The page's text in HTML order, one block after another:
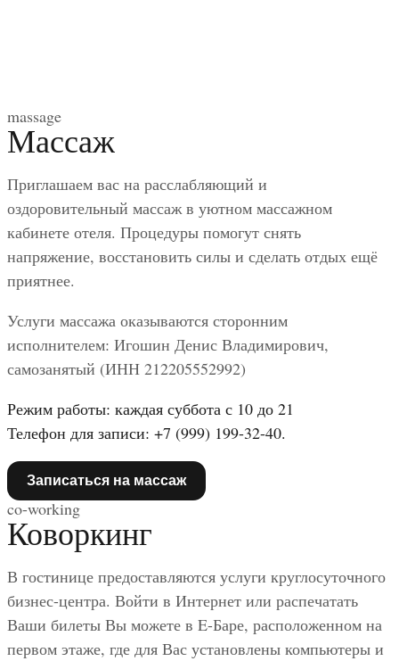
massage
Массаж
Приглашаем вас на расслабляющий и
оздоровительный массаж в уютном массажном
кабинете отеля. Процедуры помогут снять
напряжение, восстановить силы и сделать отдых ещё
приятнее.
Услуги массажа оказываются сторонним
исполнителем: Игошин Денис Владимирович,
самозанятый (ИНН 212205552992)
Режим работы: каждая суббота с 10 до 21
Телефон для записи: +7 (999) 199-32-40.
Записаться на массаж
co-working
Коворкинг
В гостинице предоставляются услуги круглосуточного
бизнес-центра. Войти в Интернет или распечатать
Ваши билеты Вы можете в E-Баре, расположенном на
первом этаже, где для Вас установлены компьютеры и